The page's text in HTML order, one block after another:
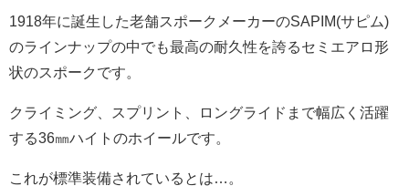
1918年に誕生した老舗スポークメーカーのSAPIM(サピム)
のラインナップの中でも最高の耐久性を誇るセミエアロ形
状のスポークです。
クライミング、スプリント、ロングライドまで幅広く活躍
する36㎜ハイトのホイールです。
これが標準装備されているとは…。